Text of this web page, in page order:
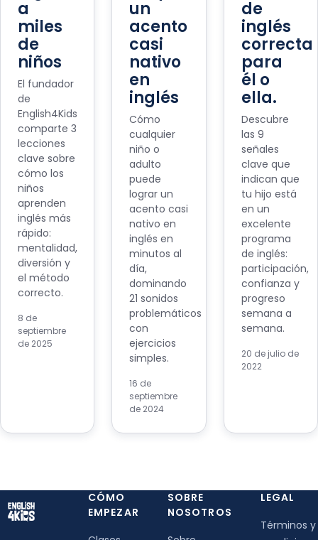
a
miles
de
niños
El fundador
de
English4Kids
comparte 3
lecciones
clave sobre
cómo los
niños
aprenden
inglés más
rápido:
mentalidad,
diversión y
el método
correcto.
8 de
septiembre
de 2025
un
acento
casi
nativo
en
inglés
Cómo
cualquier
niño o
adulto
puede
lograr un
acento casi
nativo en
inglés en
minutos al
día,
dominando
21 sonidos
problemáticos
con
ejercicios
simples.
16 de
septiembre
de 2024
de
inglés
correcta
para
él o
ella.
Descubre
las 9
señales
clave que
indican que
tu hijo está
en un
excelente
programa
de inglés:
participación,
confianza y
progreso
semana a
semana.
20 de julio de
2022
CÓMO
EMPEZAR
SOBRE
NOSOTROS
LEGAL
Términos y